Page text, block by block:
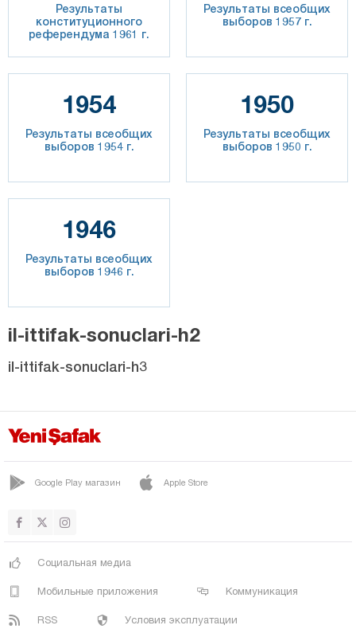
Результаты
конституционного
референдума 1961 г.
Результаты всеобщих
выборов 1957 г.
1954
Результаты всеобщих
выборов 1954 г.
1950
Результаты всеобщих
выборов 1950 г.
1946
Результаты всеобщих
выборов 1946 г.
il-ittifak-sonuclari-h2
il-ittifak-sonuclari-h3
Google Play магазин Apple Store
Социальная медиа
Мобильные приложения Коммуникация
RSS Условия эксплуатации